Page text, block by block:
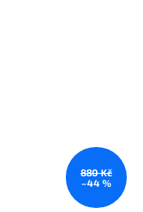
880 Kč
–44 %